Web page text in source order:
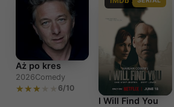
Aż po kres
2026Comedy
6/10
I Will Find You